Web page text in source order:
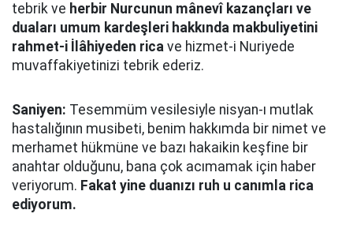
tebrik ve herbir Nurcunun mânevî kazançları ve
duaları umum kardeşleri hakkında makbuliyetini
rahmet-i İlâhiyeden rica ve hizmet-i Nuriyede
muvaffakiyetinizi tebrik ederiz.
Saniyen: Tesemmüm vesilesiyle nisyan-ı mutlak
hastalığının musibeti, benim hakkımda bir nimet ve
merhamet hükmüne ve bazı hakaikin keşfine bir
anahtar olduğunu, bana çok acımamak için haber
veriyorum. Fakat yine duanızı ruh u canımla rica
ediyorum.